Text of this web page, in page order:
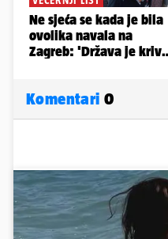
Komentari 0